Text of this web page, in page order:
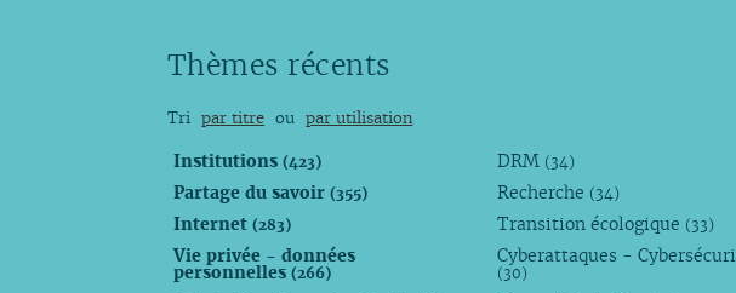
Thèmes récents
Tri par titre ou par utilisation
Institutions(423)
Partage du savoir(355)
Internet(283)
Vie privée - données
personnelles(266)
DRM (34)
Recherche (34)
Transition écologique (33)
Cyberattaques -
(30)